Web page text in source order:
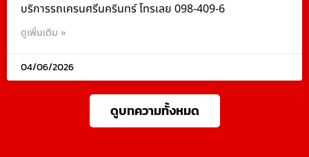
บริการรถเครนศรีนครินทร์ โทรเลย 098-409-6
ดูเพิ่มเติม »
04/06/2026
ดูบทความทั้งหมด